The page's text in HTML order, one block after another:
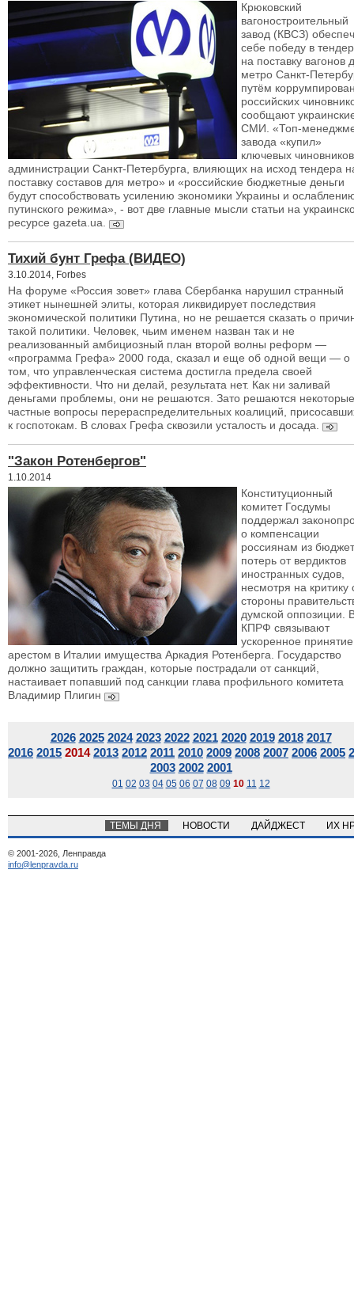
Крюковский
вагоностроительный
завод (КВСЗ)
себе победу в
на поставку вагонов
метро Санкт-
путём
российских
сообщают
СМИ. «Топ-
завода «купил»
ключевых чиновников
администрации Санкт-Петербурга, влияющих на исход тендера
поставку составов для метро» и «российские бюджетные деньги
будут способствовать усилению экономики Украины и
путинского режима», - вот две главные мысли статьи на
ресурсе gazeta.ua.
Тихий бунт Грефа (ВИДЕО)
3.10.2014, Forbes
На форуме «Россия зовет» глава Сбербанка нарушил странный
этикет нынешней элиты, которая ликвидирует последствия
экономической политики Путина, но не решается сказать о
такой политики. Человек, чьим именем назван так и не
реализованный амбициозный план второй волны реформ —
«программа Грефа» 2000 года, сказал и еще об одной вещи — о
том, что управленческая система достигла предела своей
эффективности. Что ни делай, результата нет. Как ни заливай
деньгами проблемы, они не решаются. Зато решаются некоторые
частные вопросы перераспределительных коалиций,
к госпотокам. В словах Грефа сквозили усталость и досада.
"Закон Ротенбергов"
1.10.2014
Конституционный
комитет Госдумы
поддержал
о компенсации
россиянам из
потерь от вердиктов
иностранных судов,
несмотря на критику
стороны
думской оппозиции.
КПРФ связывают
ускоренное
арестом в Италии имущества Аркадия Ротенберга. Государство
должно защитить граждан, которые пострадали от санкций,
настаивает попавший под санкции глава профильного комитета
Владимир Плигин
2026 2025 2024 2023 2022 2021 2020 2019 2018 2017
2016 2015 2014 2013 2012 2011 2010 2009 2008 2007 2006 2005
2003 2002 2001
01 02 03 04 05 06 07 08 09 10 11 12
ТЕМЫ ДНЯ НОВОСТИ ДАЙДЖЕСТ ИХ
© 2001-2026, Ленправда
info@lenpravda.ru